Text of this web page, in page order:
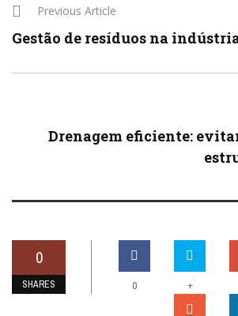
Previous Article
Gestão de resíduos na
Drenagem eficiente:
0
SHARES 0 +